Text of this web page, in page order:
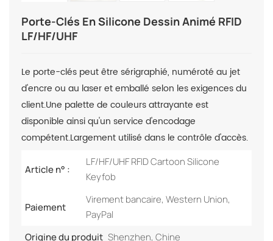
Porte-Clés En Silicone Dessin Animé RFID
LF/HF/UHF
Le porte-clés peut être sérigraphié, numéroté au jet
d'encre ou au laser et emballé selon les exigences du
client.Une palette de couleurs attrayante est
disponible ainsi qu'un service d'encodage
compétent.Largement utilisé dans le contrôle d'accès.
Article n° :
LF/HF/UHF RFID Cartoon Silicone
Keyfob
Paiement
Virement bancaire, Western Union,
PayPal
Origine du produit Shenzhen, Chine